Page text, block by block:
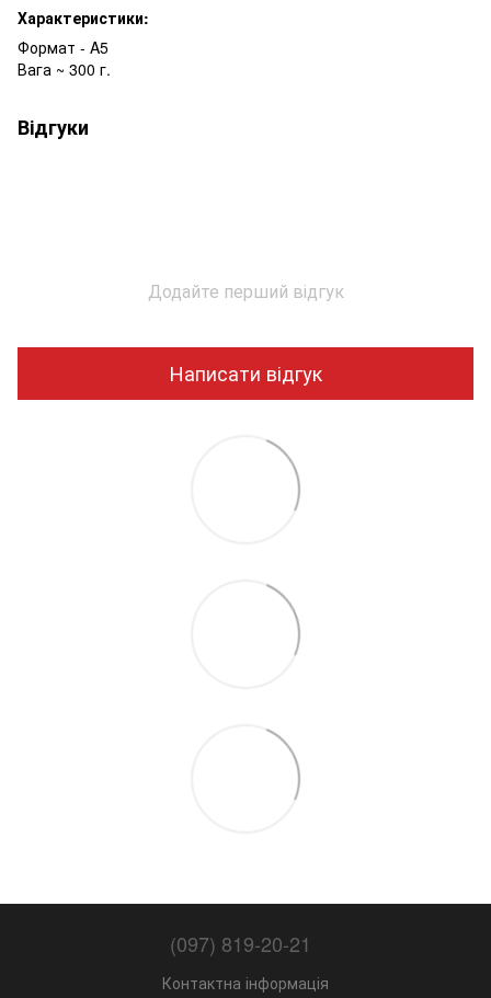
Характеристики:
Формат - A5
Вага ~ 300 г.
Відгуки
Додайте перший відгук
Написати відгук
(097) 819-20-21
Контактна інформація